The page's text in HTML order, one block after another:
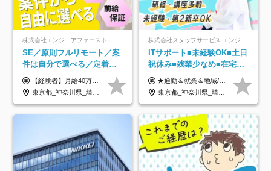
株式会社エンジニアファースト
SE／原則フルリモート／案
件は自分で選べる／定着率
93%／20～30代活躍中！
【経験者】月給40万円～120万円(固定残業代含む)+各種手当 ★前職給与の総収入額を100％保証｜還元率84％〜100％ ★20代の平均年収570万円 ※月給には、みなし残業手当(月30時間／5万8000円以上)を含みます 超過分は別途追加支給 ※固定残業代は、時間外労働の有無に関わらず30時間分を、月5万8000円~15万7000円支給 ※上記を超える時間外労働分は追加で支給 【未経験者】月給21万円以上＋各種手当 固定残業なし(残業代発生分全額支給) ※6ヶ月の試用期間あり（※条件に変動なし） ▼単価連動性×還元率は84％～100％で収入の大幅UPが可能！ ・案件単価が月50万円の場合：年収417万円 ・案件単価が月70万円の場合：年収584万円 ・案件単価が月100万円の場合：年収834万円 ＜モデル年収＞ ▼400万円～500万円(入社初年度) ▼542万円～626万円(入社2年) ▼667万円～700万円(入社3年） ▼709万円～801万円(入社5年）
東京都_神奈川県_埼玉県_千葉県_大阪府_愛知県_北海道_青森県_岩手県_宮城県_秋田県_山形県_福島県_茨城県_栃木県_群馬県_新潟県_山梨県_長野県_富山県_石川県_福井県_静岡県_岐阜県_三重県_兵庫県_京都府_滋賀県_奈良県_和歌山県_広島県_岡山県_鳥取県_島根県_山口県_徳島県_香川県_愛媛県_高知県_福岡県_熊本県_佐賀県_長崎県_大分県_宮崎県_鹿児島県_沖縄県
株式会社スタッフサービス エンジニアリング事業本部
ITサポート■未経験OK■土日
祝休み■残業少なめ■在宅実
績あり■約900種類のスキル
アップ講座あり■全国募集
★通勤＆就業＆地域/住宅＆役職手当あり ★残業代は全額支給 ★選べる給与制度あり！ ■東京・神奈川・千葉・埼玉勤務の場合 月給24.5万円～55万円＋諸手当 （残業代は全額支給） (20,000円の地域/住宅手当込み) ■愛知・京都・大阪・兵庫勤務の場合 月給24万円以上＋諸手当 （残業代は全額支給） (15,000円の地域/住宅手当込み) ■茨城・栃木・群馬・静岡・三重・滋賀・広島・福岡勤務の場合 月給23.5万円以上＋諸手当 （残業代は全額支給） (10,000円の地域/住宅手当込み) ■北海道・宮城・山梨・長野・岐阜・奈良・和歌山・岡山勤務の場合 月給23万円以上＋諸手当 （残業代は全額支給） (5,000円の地域/住宅手当込み) ■その他のエリア勤務の場合 月給22.5万円以上＋諸手当 （残業代は全額支給） ※経験や能力を考慮し、当社規定により優遇します 【昇給：年一回実施】 【選べる給与制度】 ★収入を重視する方に… 「変動型人事制度」の選択も可能（派遣先からの評価に応じて収入アップ！） ※年2回のタイミングで希望者と面談の上決定します。
東京都_神奈川県_埼玉県_千葉県_大阪府_愛知県_北海道_岩手県_宮城県_山形県_福島県_茨城県_栃木県_群馬県_山梨県_長野県_富山県_石川県_静岡県_岐阜県_三重県_兵庫県_京都府_滋賀県_奈良県_広島県_岡山県_山口県_愛媛県_福岡県_熊本県_長崎県